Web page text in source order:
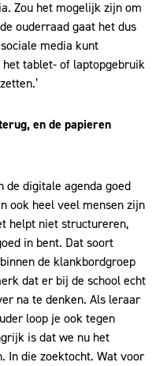
Zou het mogelijk zijn om
ouderraad gaat het dus
media kunt
tablet- of laptopgebruik
en de papieren
de digitale agenda goed
ook heel veel mensen zijn
helpt niet structureren,
in bent. Dat soort
de klankbordgroep
dat er bij de school echt
na te denken. Als leraar
loop je ook tegen
is dat we nu het
In die zoektocht. Wat voor